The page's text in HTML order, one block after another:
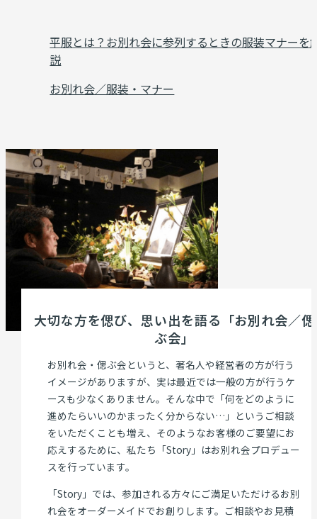
平服とは？お別れ会に参列するときの服装マナーを
説
お別れ会／服装・マナー
大切な方を偲び、思い出を語る「お別れ会／偲
ぶ会」
お別れ会・偲ぶ会というと、著名人や経営者の方が行う
イメージがありますが、実は最近では一般の方が行うケ
ースも少なくありません。そんな中で「何をどのように
進めたらいいのかまったく分からない…」というご相談
をいただくことも増え、そのようなお客様のご要望にお
応えするために、私たち「Story」はお別れ会プロデュー
スを行っています。
「Story」では、参加される方々にご満足いただけるお別
れ会をオーダーメイドでお創りします。ご相談やお見積